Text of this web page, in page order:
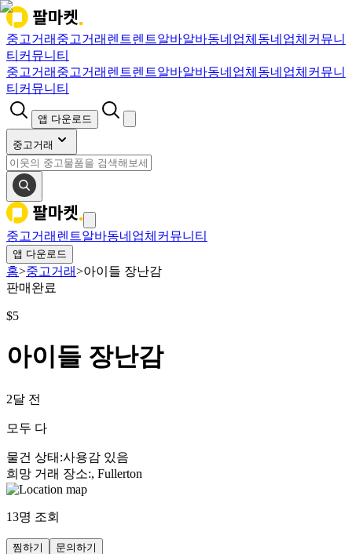
중고거래 중고거래 렌트렌트알바알바동네업체 동네업체 커뮤니
티 커뮤니티
중고거래 중고거래 렌트렌트알바알바동네업체 동네업체 커뮤니
티 커뮤니티
앱 다운로드
중고거래
중고거래 렌트알바동네업체 커뮤니티
앱 다운로드
홈>중고거래>아이들 장난감
판매완료
$5
아이들 장난감
2달 전
모두 다
물건 상태 :사용감 있음
희망 거래 장소:, Fullerton
13명 조회
찜하기 문의하기